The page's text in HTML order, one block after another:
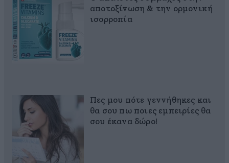
αποτοξίνωση & την ορμονική
ισορροπία
Πες μου πότε γεννήθηκες και
θα σου πω ποιες εμπειρίες θα
σου έκανα δώρο!